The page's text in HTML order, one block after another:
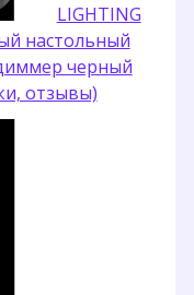
LIGHTING
настольный
черный
отзывы)